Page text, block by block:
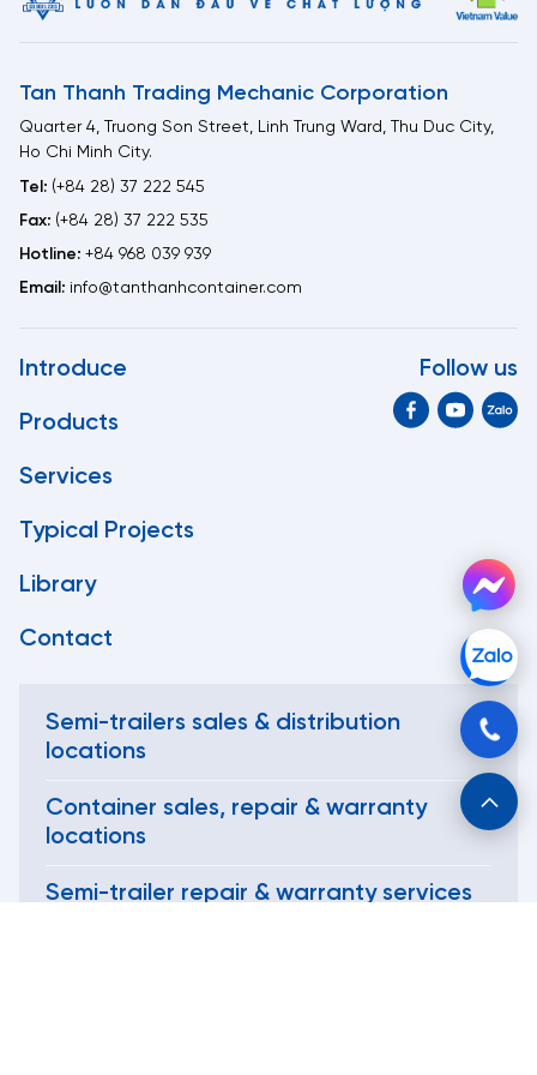
Tan Thanh Trading Mechanic Corporation
Quarter 4, Truong Son Street, Linh Trung Ward, Thu Duc City,
Ho Chi Minh City.
Tel: (+84 28) 37 222 545
Fax: (+84 28) 37 222 535
Hotline: +84 968 039 939
Email: info@tanthanhcontainer.com
Introduce
Products
Services
Typical Projects
Library
Contact
Follow us
Semi-trailers sales & distribution
locations
Container sales, repair & warranty
locations
Semi-trailer repair & warranty services